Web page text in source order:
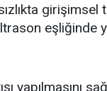
girişimsel
eşliğinde
yapılmasını